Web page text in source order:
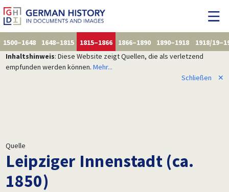
1500–1648 1648–1815 1815–1866 1866–1890 1890–1918
1918/
Inhaltshinweis: Diese Website zeigt Quellen, die als verletzend
empfunden werden können. Mehr...
Schließen
✕
Quelle
Leipziger Innenstadt (ca.
1850)